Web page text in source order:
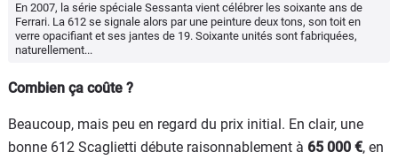
En 2007, la série spéciale Sessanta vient célébrer les soixante ans de
Ferrari. La 612 se signale alors par une peinture deux tons, son toit en
verre opacifiant et ses jantes de 19. Soixante unités sont fabriquées,
naturellement...
Combien ça coûte ?
Beaucoup, mais peu en regard du prix initial. En clair, une
bonne 612 Scaglietti débute raisonnablement à 65 000 €, en